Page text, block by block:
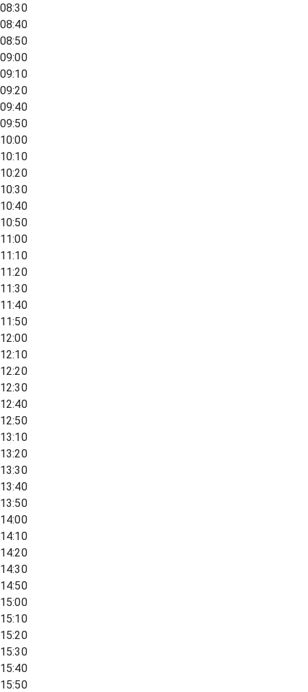
08:30
08:40
08:50
09:00
09:10
09:20
09:40
09:50
10:00
10:10
10:20
10:30
10:40
10:50
11:00
11:10
11:20
11:30
11:40
11:50
12:00
12:10
12:20
12:30
12:40
12:50
13:10
13:20
13:30
13:40
13:50
14:00
14:10
14:20
14:30
14:50
15:00
15:10
15:20
15:30
15:40
15:50